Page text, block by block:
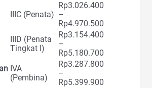
IIIC (Penata)
Rp3.026.400
–
Rp4.970.500
IIID (Penata
Tingkat I)
Rp3.154.400
–
Rp5.180.700
IVA
(Pembina)
Rp3.287.800
–
Rp5.399.900